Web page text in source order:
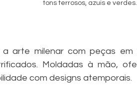
tons terrosos, azuis e verdes.
a arte milenar com peças
Moldadas à mão,
com designs atemporais.